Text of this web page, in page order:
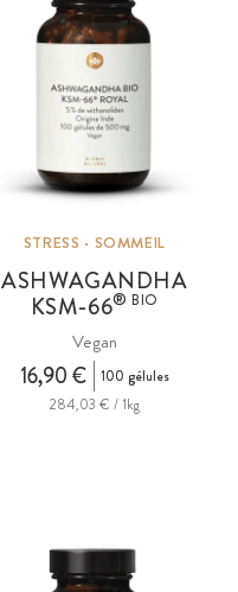
STRESS · SOMMEIL
ASHWAGANDHA
KSM-66® BIO
Vegan
16,90 €
100 gélules
284,03 € / 1kg